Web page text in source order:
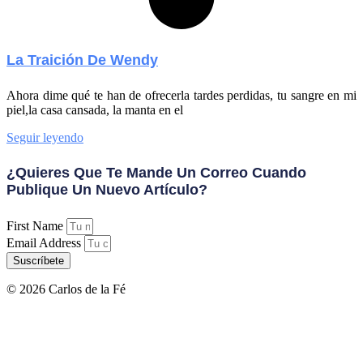
La Traición De Wendy
Ahora dime qué te han de ofrecerla tardes perdidas, tu sangre en mi
piel,la casa cansada, la manta en el
Seguir leyendo
¿Quieres Que Te Mande Un Correo Cuando
Publique Un Nuevo Artículo?
First Name
Email Address
Suscríbete
© 2026 Carlos de la Fé